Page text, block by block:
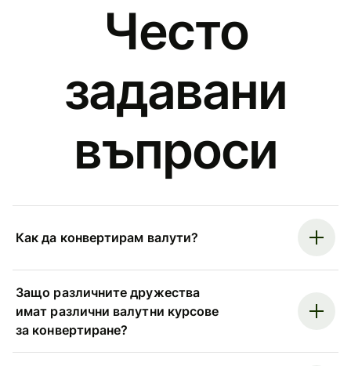
Често
задавани
въпроси
Как да конвертирам валути?
Защо различните дружества
имат различни валутни курсове
за конвертиране?